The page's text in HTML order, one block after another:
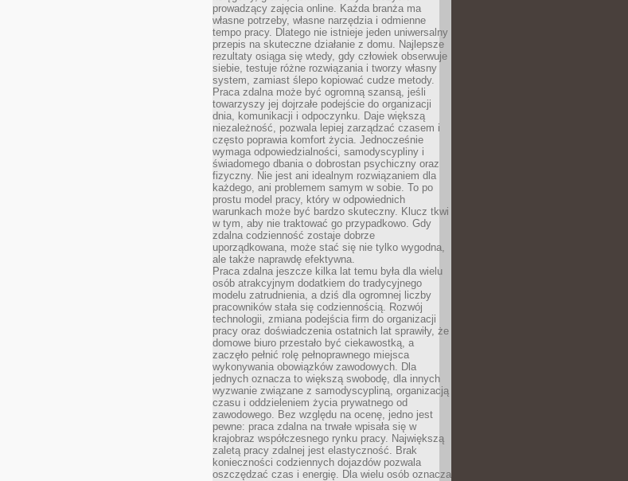
prowadzący zajęcia online. Każda branża ma
własne potrzeby, własne narzędzia i odmienne
tempo pracy. Dlatego nie istnieje jeden uniwersalny
przepis na skuteczne działanie z domu. Najlepsze
rezultaty osiąga się wtedy, gdy człowiek obserwuje
siebie, testuje różne rozwiązania i tworzy własny
system, zamiast ślepo kopiować cudze metody.
Praca zdalna może być ogromną szansą, jeśli
towarzyszy jej dojrzałe podejście do organizacji
dnia, komunikacji i odpoczynku. Daje większą
niezależność, pozwala lepiej zarządzać czasem i
często poprawia komfort życia. Jednocześnie
wymaga odpowiedzialności, samodyscypliny i
świadomego dbania o dobrostan psychiczny oraz
fizyczny. Nie jest ani idealnym rozwiązaniem dla
każdego, ani problemem samym w sobie. To po
prostu model pracy, który w odpowiednich
warunkach może być bardzo skuteczny. Klucz tkwi
w tym, aby nie traktować go przypadkowo. Gdy
zdalna codzienność zostaje dobrze
uporządkowana, może stać się nie tylko wygodna,
ale także naprawdę efektywna.
Praca zdalna jeszcze kilka lat temu była dla wielu
osób atrakcyjnym dodatkiem do tradycyjnego
modelu zatrudnienia, a dziś dla ogromnej liczby
pracowników stała się codziennością. Rozwój
technologii, zmiana podejścia firm do organizacji
pracy oraz doświadczenia ostatnich lat sprawiły, że
domowe biuro przestało być ciekawostką, a
zaczęło pełnić rolę pełnoprawnego miejsca
wykonywania obowiązków zawodowych. Dla
jednych oznacza to większą swobodę, dla innych
wyzwanie związane z samodyscypliną, organizacją
czasu i oddzieleniem życia prywatnego od
zawodowego. Bez względu na ocenę, jedno jest
pewne: praca zdalna na trwałe wpisała się w
krajobraz współczesnego rynku pracy. Największą
zaletą pracy zdalnej jest elastyczność. Brak
konieczności codziennych dojazdów pozwala
oszczędzać czas i energię. Dla wielu osób oznacza